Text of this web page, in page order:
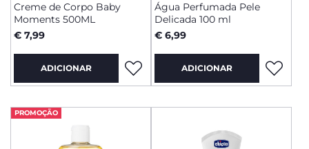
Creme de Corpo Baby
Moments 500ML
€ 7,99
ADICIONAR
Água Perfumada Pele
Delicada 100 ml
€ 6,99
ADICIONAR
PROMOÇÃO